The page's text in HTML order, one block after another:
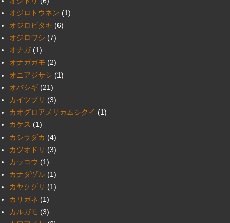
オジロトウネン (1)
オジロビタキ (6)
オジロワシ (7)
オナガ (1)
オナガガモ (2)
オニアジサシ (1)
オバシギ (21)
カイツブリ (3)
カオグロアメリカムシクイ (1)
カケス (1)
カシラダカ (4)
カツオドリ (3)
カッコウ (1)
カナダヅル (1)
カヤクグリ (1)
カリガネ (1)
カルガモ (3)